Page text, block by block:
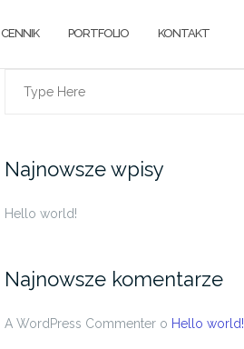
CENNIK PORTFOLIO KONTAKT
Search
Najnowsze wpisy
Hello world!
Najnowsze komentarze
A WordPress Commenter o Hello world!